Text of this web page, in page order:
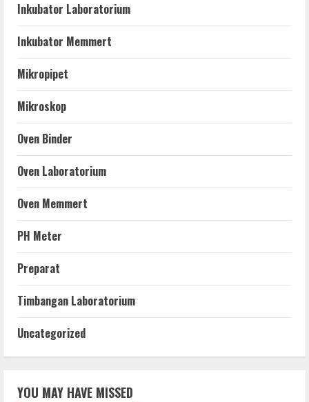
Inkubator Laboratorium
Inkubator Memmert
Mikropipet
Mikroskop
Oven Binder
Oven Laboratorium
Oven Memmert
PH Meter
Preparat
Timbangan Laboratorium
Uncategorized
YOU MAY HAVE MISSED